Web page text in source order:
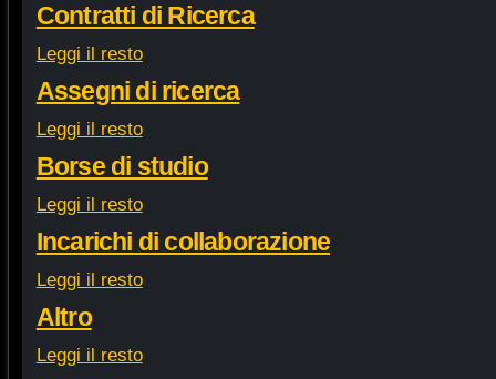
Contratti di Ricerca
Leggi il resto
Assegni di ricerca
Leggi il resto
Borse di studio
Leggi il resto
Incarichi di collaborazione
Leggi il resto
Altro
Leggi il resto